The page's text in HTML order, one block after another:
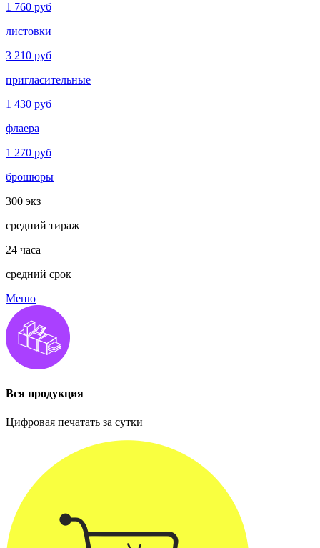
1 760 руб
листовки
3 210 руб
пригласительные
1 430 руб
флаера
1 270 руб
брошюры
300 экз
средний тираж
24 часа
средний срок
Меню
Вся продукция
Цифровая печатать за сутки